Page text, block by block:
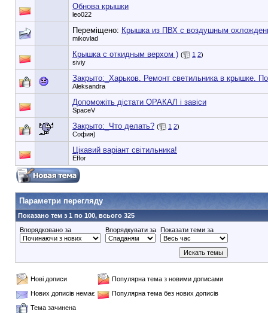
Обнова крышки
leo022
Переміщено: Крышка из ПВХ с воздушным
mikovlad
Крышка с откидным верхом ) ( 1 2)
siviy
Закрыто:_ Харьков. Ремонт светильника в крышке.
Aleksandra
Допоможіть дістати ОРАКАЛ і завіси
SpaceV
Закрыто:_ Что делать? ( 1 2)
София)
Цікавий варіант світильника!
Effor
90353748e6549cd1148d01dde3b3bc75
Параметри перегляду
Показано тем з 1 по 100, всього 325
Впорядковано за
Впорядкувати за Показати теми за
Нові дописи
Популярна тема з новими дописами
Нових дописів немає
Популярна тема без нових дописів
Тема зачинена